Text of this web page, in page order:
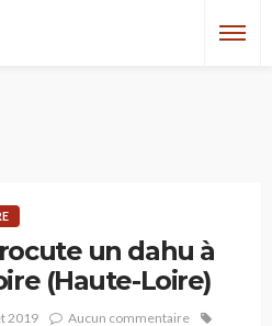
un dahu à
(Haute-Loire)
2019
Aucun commentaire